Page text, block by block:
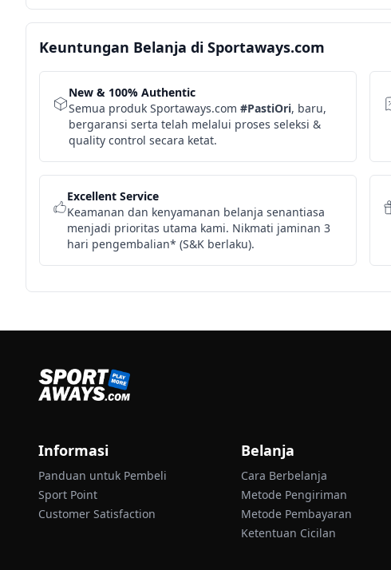
Keuntungan Belanja di Sportaways.com
New & 100% Authentic
Semua produk Sportaways.com #PastiOri, baru,
bergaransi serta telah melalui proses seleksi &
quality control secara ketat.
Excellent Service
Keamanan dan kenyamanan belanja senantiasa
menjadi prioritas utama kami. Nikmati jaminan 3
hari pengembalian* (S&K berlaku).
Informasi
Panduan untuk Pembeli
Sport Point
Customer Satisfaction
Belanja
Cara Berbelanja
Metode Pengiriman
Metode Pembayaran
Ketentuan Cicilan